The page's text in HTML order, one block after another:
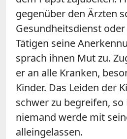
gegenüber den Ärzten
Gesundheitsdienst
Tätigen seine
sprach ihnen Mut zu.
er an alle Kranken,
Kinder. Das Leiden der
schwer zu begreifen, so
niemand werde mit
alleingelassen.